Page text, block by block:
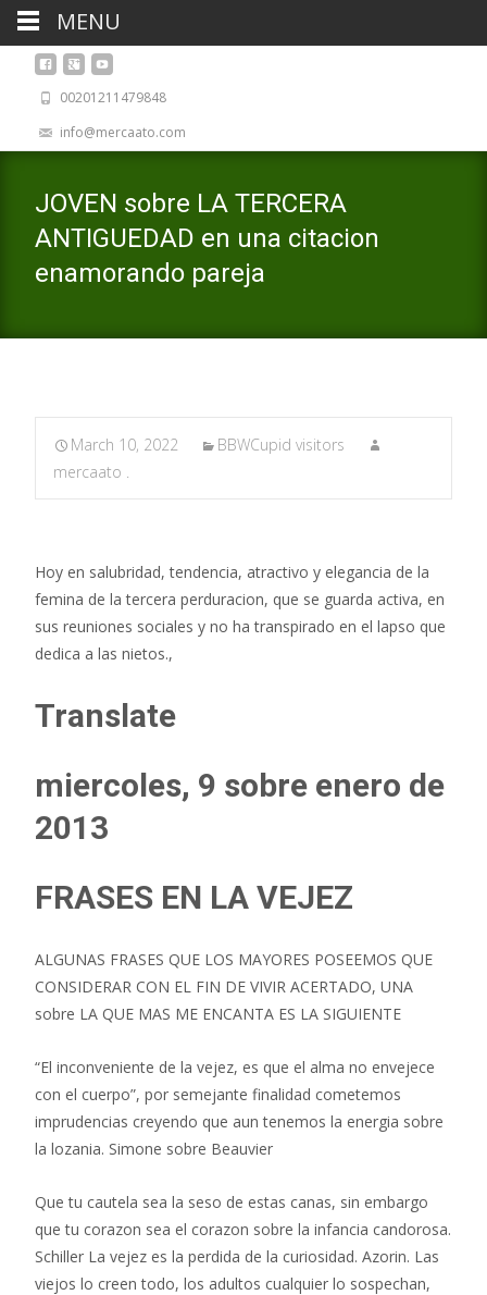
00201211479848
info@mercaato.com
JOVEN sobre LA TERCERA
ANTIGUEDAD en una citacion
enamorando pareja
March 10, 2022
BBWCupid visitors
mercaato .
Hoy en salubridad, tendencia, atractivo y elegancia de la
femina de la tercera perduracion, que se guarda activa, en
sus reuniones sociales y no ha transpirado en el lapso que
dedica a las nietos.,
Translate
miercoles, 9 sobre enero de
2013
FRASES EN LA VEJEZ
ALGUNAS FRASES QUE LOS MAYORES POSEEMOS QUE
CONSIDERAR CON EL FIN DE VIVIR ACERTADO, UNA
sobre LA QUE MAS ME ENCANTA ES LA SIGUIENTE
“El inconveniente de la vejez, es que el alma no envejece
con el cuerpo”, por semejante finalidad cometemos
imprudencias creyendo que aun tenemos la energia sobre
la lozania. Simone sobre Beauvier
Que tu cautela sea la seso de estas canas, sin embargo
que tu corazon sea el corazon sobre la infancia candorosa.
Schiller La vejez es la perdida de la curiosidad. Azorin. Las
viejos lo creen todo, los adultos cualquier lo sospechan,
MENU